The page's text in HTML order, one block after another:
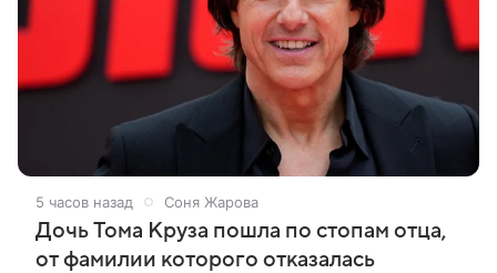
5 часов назад Соня Жарова
Дочь Тома Круза пошла по стопам отца,
от фамилии которого отказалась